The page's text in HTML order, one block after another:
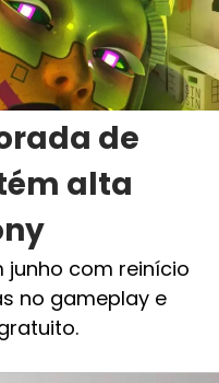
de
alta
com reinício
no gameplay e